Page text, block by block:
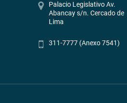
Palacio Legislativo Av.
Abancay s/n. Cercado de
Lima
311-7777 (Anexo 7541)